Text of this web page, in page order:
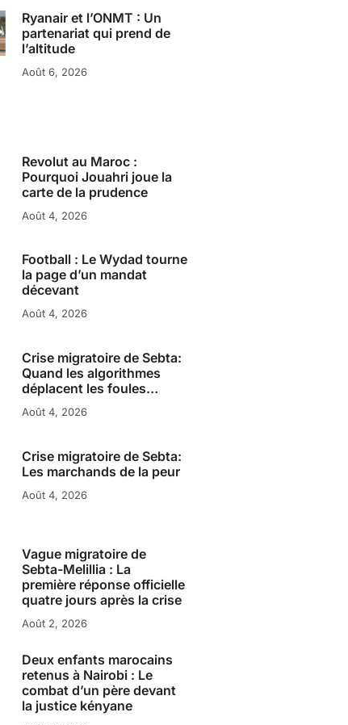
Ryanair et l’ONMT : Un
partenariat qui prend de
l’altitude
Août 6, 2026
Revolut au Maroc :
Pourquoi Jouahri joue la
carte de la prudence
Août 4, 2026
Football : Le Wydad tourne
la page d’un mandat
décevant
Août 4, 2026
Crise migratoire de Sebta:
Quand les algorithmes
déplacent les foules…
Août 4, 2026
Crise migratoire de Sebta:
Les marchands de la peur
Août 4, 2026
Vague migratoire de
Sebta-Melillia : La
première réponse officielle
quatre jours après la crise
Août 2, 2026
Deux enfants marocains
retenus à Nairobi : Le
combat d’un père devant
la justice kényane